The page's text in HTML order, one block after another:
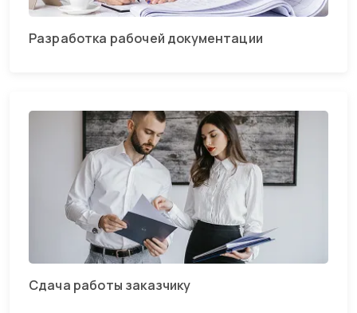
Разработка рабочей документации
Сдача работы заказчику